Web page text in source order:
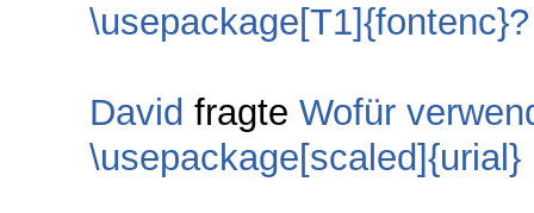
\usepackage[T1]{fontenc}?
David fragte Wofür